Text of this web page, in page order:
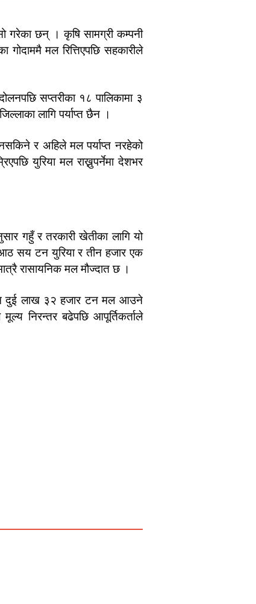
गरेका छन् । कृषि सामग्री कम्पनी
मल रित्तिएपछि सहकारीले
सप्तरीका १८ पालिकामा ३
लागि पर्याप्त छैन ।
र अहिले मल पर्याप्त नरहेको
युरिया मल राख्नुपर्नेमा देशभर
गहुँ र तरकारी खेतीका लागि यो
आठ सय टन युरिया र तीन हजार एक
रासायनिक मल मौज्दात छ ।
दुई लाख ३२ हजार टन मल आउने
निरन्तर बढेपछि आपूर्तिकर्ताले